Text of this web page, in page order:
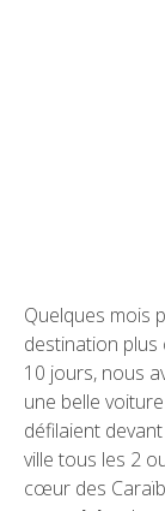
Quelques mois
destination plus
10 jours, nous
une belle
défilaient
ville tous les 2
cœur des